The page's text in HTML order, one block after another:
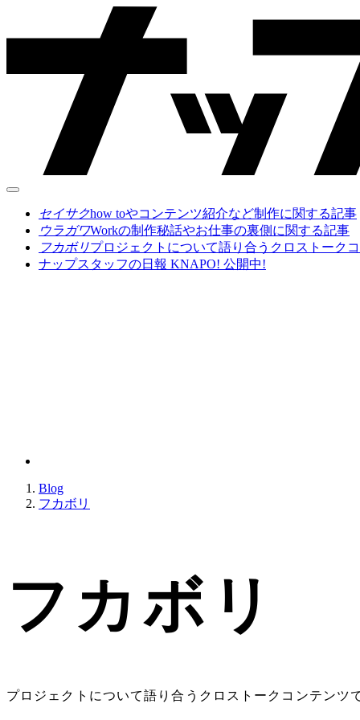
セイサクhow toやコンテンツ紹介など制作に関する記事
ウラガワWorkの制作秘話やお仕事の裏側に関する記事
フカボリプロジェクトについて語り合うクロストーク
ナップスタッフの日報 KNAPO! 公開中!
Blog
フカボリ
フカボリ
プロジェクトについて語り合うクロストークコンテンツ